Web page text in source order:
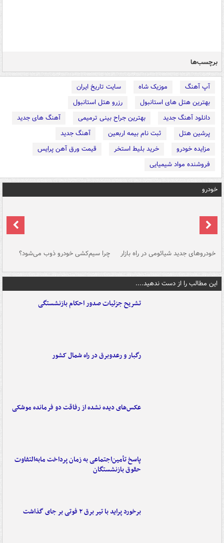
برچسب‌ها
آپ آهنگ موزیک شاه
سایت تاریخ ایران
بهترین هتل های استانبول
رزرو هتل استانبول
دانلود آهنگ جدید
بهترین جراح بینی ترمیمی
آهنگ های جدید
پرشین هتل
ثبت نام بیمه اربعین
آهنگ جدید
مزایده خودرو
خرید بلیط استخر
قیمت ورق آهن پرایس
فروشنده مواد شیمیایی
خودرو
خودروهای جدید شیائومی در راه بازار چرا سیم‌کشی خودرو ذوب می‌شود؟
این مطالب را از دست ندهید....
تشریح جزئیات صدور احکام بازنشستگی
رگبار و رعدوبرق در راه شمال کشور
عکس‌های دیده نشده از رفاقت دو فرمانده‌ موشکی
پاسخ تأمین‌اجتماعی به زمان پرداخت مابه‌التفاوت
حقوق بازنشستگان
برخورد پراید با تیر برق ۲ فوتی بر جای گذاشت